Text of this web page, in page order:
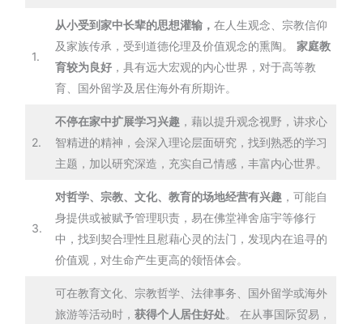
1.
从小受到家中长辈的思想灌输，在人生观念、宗教信仰
及家族传承，受到道德伦理及价值观念的熏陶。家庭教
育较为良好 ，具有远大宏观的内心世界，对于高等教
育、国外留学及居住海外有所期许。
2.
不停在家中扩展学习兴趣 ，藉以提升观念视野，讲求心
智精进的精神，会深入理论层面研究，找到熟悉的学习
主题，加以研究深造，充实自己情感，丰富内心世界。
3.
对哲学、宗教、文化、教育的场地经营有兴趣 ，可能自
身提供或被赋予管理职责，易在佛堂禅舍庙宇等修行
中，找到契合理性且慰藉心灵的法门，发现内在追寻的
价值观，对生命产生更高的领悟体会。
可在教育文化、宗教哲学、法律事务、国外留学或海外
旅游等活动时，获得个人居住好处。 在从事国际贸易，